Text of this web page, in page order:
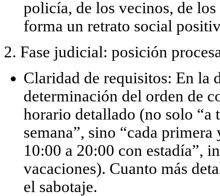
policía, de los vecinos, de
forma un retrato social
2. Fase judicial: posición
Claridad de requisitos: En la
determinación del orden de
horario detallado (no solo “a
semana”, sino “cada
10:00 a 20:00 con estadía”,
vacaciones). Cuanto más
el sabotaje.